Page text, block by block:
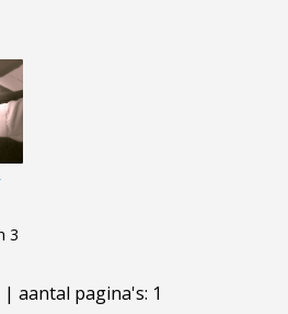
3
aantal pagina's: 1